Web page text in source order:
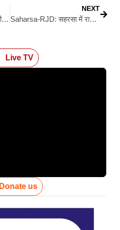
Congress Protest: सीतामढ़ी में कांग्रेस का जोरदार विरोध, राहुल गांधी के खुलासे से मचा राजनीतिक हलचल
NEXT
Saharsa-RJD: सहरसा में राजद कार्यकर्ताओं का भव्य सम्मान समारोह, हजारों की उमड़ी भीड़
Live TV
Donate us